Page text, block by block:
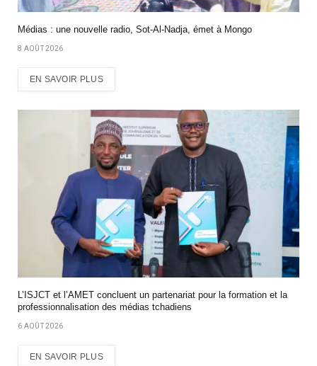
Médias : une nouvelle radio, Sot-Al-Nadja, émet à Mongo
8 AOÛT 2026
EN SAVOIR PLUS
L’ISJCT et l’AMET concluent un partenariat pour la formation et la
professionnalisation des médias tchadiens
6 AOÛT 2026
EN SAVOIR PLUS